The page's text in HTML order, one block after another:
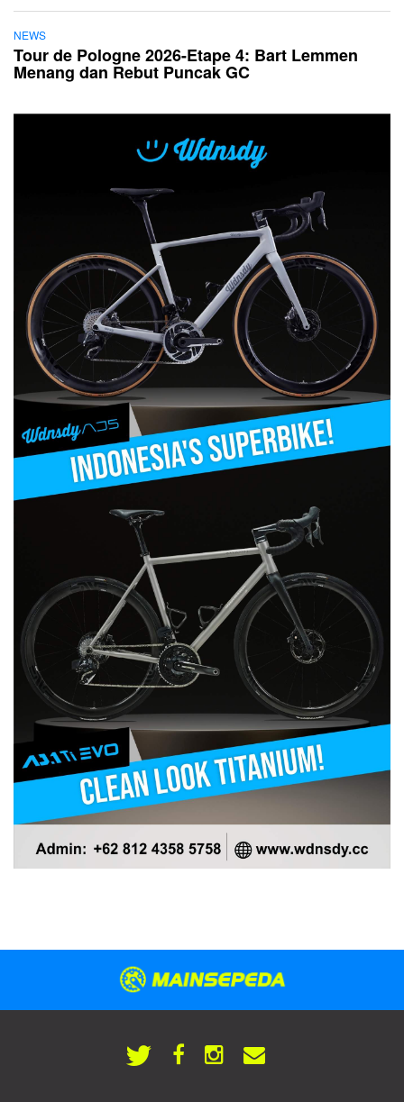
NEWS
Tour de Pologne 2026-Etape 4: Bart Lemmen
Menang dan Rebut Puncak GC